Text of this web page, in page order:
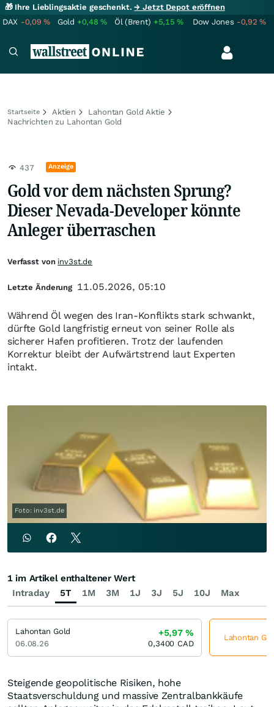
🎁 Ihre Lieblingsaktie geschenkt.→ Jetzt Depot eröffnen
DAX -0,09% Gold +0,48% Öl (Brent) +5,15% Dow Jones -0,92%
Startseite Aktien
Lahontan Gold Aktie
Nachrichten zu Lahontan Gold
437 Anzeige
Gold vor dem nächsten Sprung?
Dieser Nevada-Developer könnte
Anleger überraschen
Während Öl wegen des Iran-Konflikts stark schwankt,
dürfte Gold langfristig erneut von seiner Rolle als
sicherer Hafen profitieren. Trotz der laufenden
Korrektur bleibt der Aufwärtstrend laut Experten
intakt.
Foto: inv3st.de
Steigende geopolitische Risiken, hohe
Staatsverschuldung und massive Zentralbankkäufe
Verfasst von inv3st.de
Letzte Änderung 11.05.2026, 05:10
Intraday 5T 1M 3M 1J 3J 5J 10J Max
1 im Artikel enthaltener Wert
Lahontan Gold
06.08.26
+5,97%
0,3400 CAD
Lahontan